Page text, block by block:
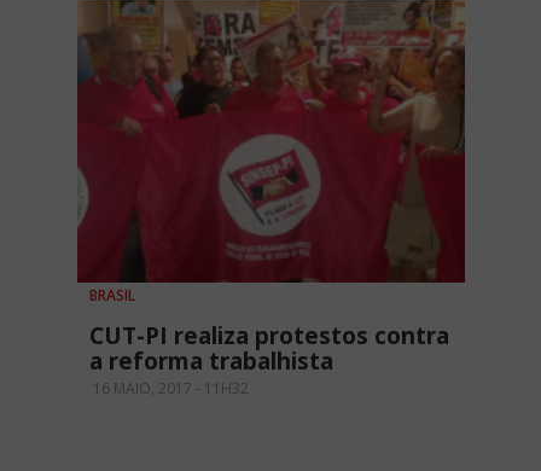
BRASIL
CUT-PI realiza protestos contra
a reforma trabalhista
16 MAIO, 2017 - 11H32